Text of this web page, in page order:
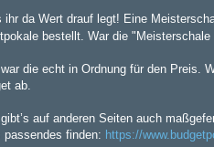
ihr da Wert drauf legt! Eine
bestellt. War die
die echt in Ordnung für den Preis.
ab.
auf anderen Seiten auch
passendes finden: https://